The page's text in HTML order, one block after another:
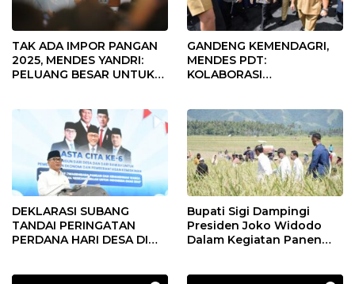
TAK ADA IMPOR PANGAN
2025, MENDES YANDRI:
PELUANG BESAR UNTUK
GANDENG KEMENDAGRI,
MENDES PDT:
KOLABORASI
DEKLARASI SUBANG
TANDAI PERINGATAN
PERDANA HARI DESA DI
Bupati Sigi Dampingi
Presiden Joko Widodo
Dalam Kegiatan Panen